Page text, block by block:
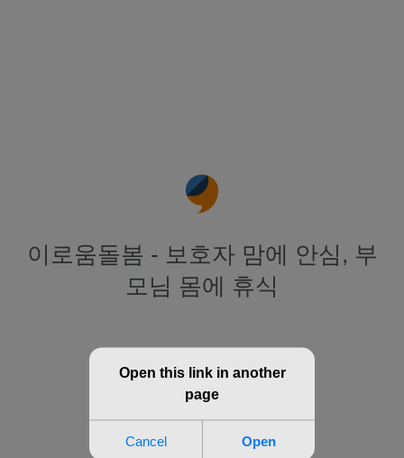
이로움돌봄 - 보호자 맘에 안심, 부
모님 몸에 휴식